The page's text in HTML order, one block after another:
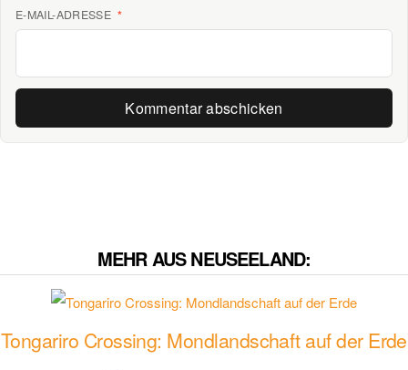
E-MAIL-ADRESSE *
MEHR AUS NEUSEELAND:
Tongariro Crossing: Mondlandschaft auf der Erde